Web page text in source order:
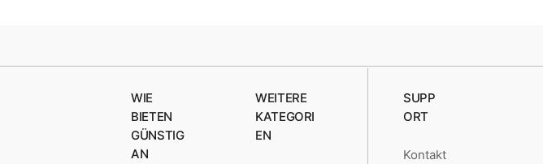
WIE
BIETEN
GÜNSTIG
AN
WEITERE
KATEGORI
EN
SUPP
ORT
Kontakt